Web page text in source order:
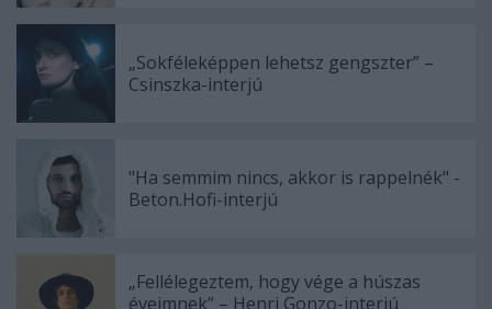
„Sokféleképpen lehetsz gengszter” –
Csinszka-interjú
"Ha semmim nincs, akkor is rappelnék" -
Beton.Hofi-interjú
„Fellélegeztem, hogy vége a húszas
éveimnek” – Henri Gonzo-interjú